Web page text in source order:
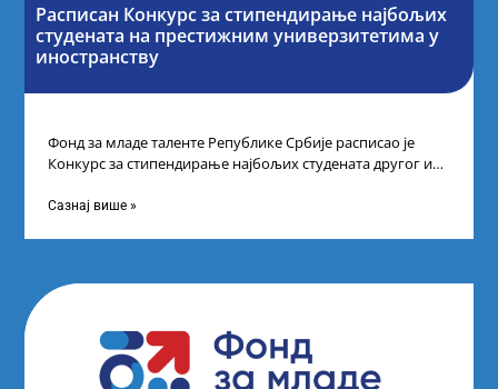
Расписан Конкурс за стипендирање најбољих
студената на престижним универзитетима у
иностранству
Фонд за младе таленте Републике Србије расписао је
Конкурс за стипендирање најбољих студената другог и
Сазнај више »